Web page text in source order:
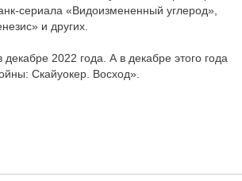
сериала «Видоизмененный углерод»,
и других.
2022 года. А в декабре этого года
Скайуокер. Восход».